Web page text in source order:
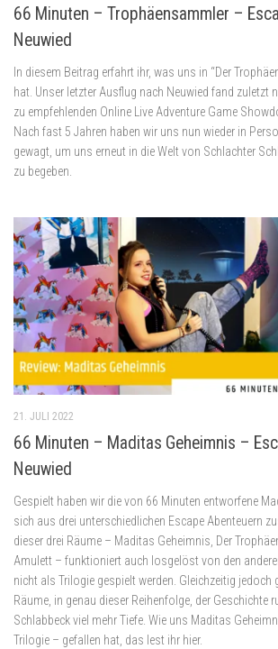
66 Minuten – Trophäensammler –
Neuwied
In diesem Beitrag erfahrt ihr, was uns in “Der
hat. Unser letzter Ausflug nach Neuwied fand zuletzt
zu empfehlenden Online Live Adventure Game
Nach fast 5 Jahren haben wir uns nun wieder in
gewagt, um uns erneut in die Welt von Schlachter
zu begeben.
21. JULI 2022
66 Minuten – Maditas Geheimnis –
Neuwied
Gespielt haben wir die von 66 Minuten entworfene
sich aus drei unterschiedlichen Escape Abenteuern
dieser drei Räume – Maditas Geheimnis, Der
Amulett – funktioniert auch losgelöst von den
nicht als Trilogie gespielt werden. Gleichzeitig jedoch
Räume, in genau dieser Reihenfolge, der Geschichte
Schlabbeck viel mehr Tiefe. Wie uns Maditas
Trilogie – gefallen hat, das lest ihr hier.